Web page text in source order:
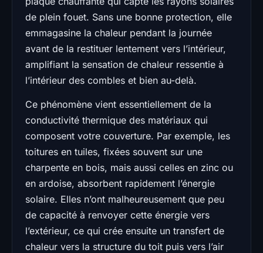
de plein fouet. Sans une bonne protection, elle
emmagasine la chaleur pendant la journée
avant de la restituer lentement vers l’intérieur,
amplifiant la sensation de chaleur ressentie à
l’intérieur des combles et bien au-delà.
Ce phénomène vient essentiellement de la
conductivité thermique des matériaux qui
composent votre couverture. Par exemple, les
toitures en tuiles, fixées souvent sur une
charpente en bois, mais aussi celles en zinc ou
en ardoise, absorbent rapidement l’énergie
solaire. Elles n’ont malheureusement que peu
de capacité à renvoyer cette énergie vers
l’extérieur, ce qui crée ensuite un transfert de
chaleur vers la structure du toit puis vers l’air